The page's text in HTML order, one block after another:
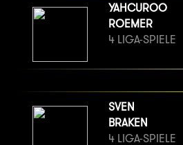
YAHCUROO
ROEMER
4 LIGA-SPIELE
SVEN
BRAKEN
4 LIGA-SPIELE